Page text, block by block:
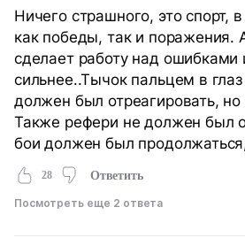
Ничего страшного, это спорт,
как победы, так и поражения.
сделает работу над ошибками
сильнее..Тычок пальцем в
должен был отреагировать,
Также рефери не должен был
бои должен был
28 Ответить
Посмотреть еще 2 ответа